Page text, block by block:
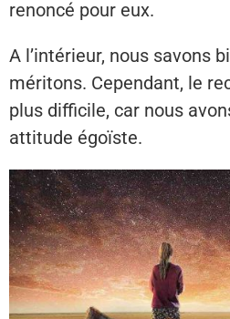
renoncé pour eux.
A l’intérieur, nous savons
méritons. Cependant, le
plus difficile, car nous
attitude égoïste.